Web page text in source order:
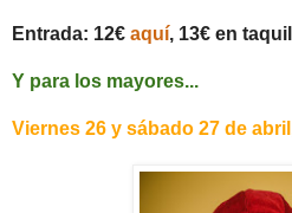
Entrada: 12€ aquí, 13€ en
Y para los mayores...
Viernes 26 y sábado 27 de